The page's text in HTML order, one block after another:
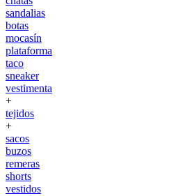
sandalias
botas
mocasín
plataforma
taco
sneaker
vestimenta
+
tejidos
+
sacos
buzos
remeras
shorts
vestidos